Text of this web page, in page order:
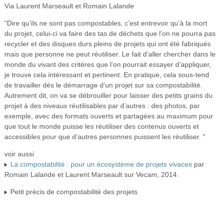
Via Laurent Marseault et Romain Lalande
"Dire qu’ils ne sont pas compostables, c’est entrevoir qu’à la mort
du projet, celui-ci va faire des tas de déchets que l’on ne pourra pas
recycler et des disques durs pleins de projets qui ont été fabriqués
mais que personne ne peut réutiliser. Le fait d’aller chercher dans le
monde du vivant des critères que l’on pourrait essayer d’appliquer,
je trouve cela intéressant et pertinent. En pratique, cela sous-tend
de travailler dès le démarrage d’un projet sur sa compostabilité.
Autrement dit, on va se débrouiller pour laisser des petits grains du
projet à des niveaux réutilisables par d’autres : des photos, par
exemple, avec des formats ouverts et partagées au maximum pour
que tout le monde puisse les réutiliser des contenus ouverts et
accessibles pour que d’autres personnes puissent les réutiliser. "
voir aussi
La compostabilité : pour un écosystème de projets vivacespar
Romain Lalande et Laurent Marseault sur Vecam, 2014.
Petit précis de compostabilité des projets